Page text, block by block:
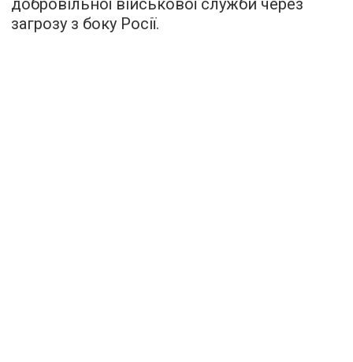
добровільної військової служби через
загрозу з боку Росії.